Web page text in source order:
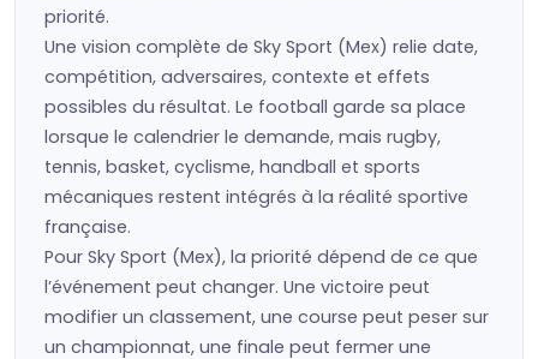
priorité.
Une vision complète de Sky Sport (Mex) relie date,
compétition, adversaires, contexte et effets
possibles du résultat. Le football garde sa place
lorsque le calendrier le demande, mais rugby,
tennis, basket, cyclisme, handball et sports
mécaniques restent intégrés à la réalité sportive
française.
Pour Sky Sport (Mex), la priorité dépend de ce que
l’événement peut changer. Une victoire peut
modifier un classement, une course peut peser sur
un championnat, une finale peut fermer une